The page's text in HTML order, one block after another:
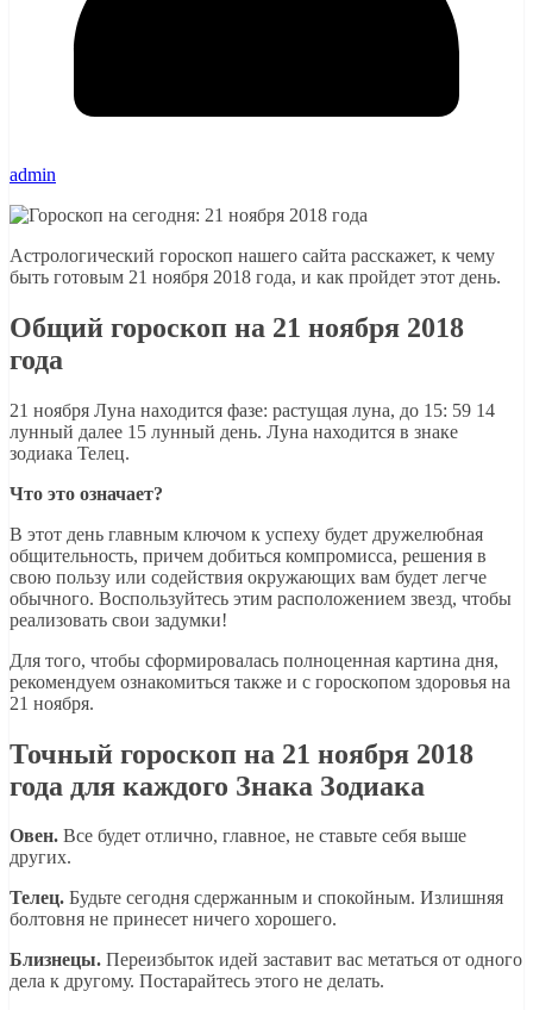
admin
Астрологический гороскоп нашего сайта расскажет, к чему
быть готовым 21 ноября 2018 года, и как пройдет этот день.
Общий гороскоп на 21 ноября 2018
года
21 ноября Луна находится фазе: растущая луна, до 15: 59 14
лунный далее 15 лунный день. Луна находится в знаке
зодиака Телец.
Что это означает?
В этот день главным ключом к успеху будет дружелюбная
общительность, причем добиться компромисса, решения в
свою пользу или содействия окружающих вам будет легче
обычного. Воспользуйтесь этим расположением звезд, чтобы
реализовать свои задумки!
Для того, чтобы сформировалась полноценная картина дня,
рекомендуем ознакомиться также и с гороскопом здоровья на
21 ноября.
Точный гороскоп на 21 ноября 2018
года для каждого Знака Зодиака
Овен. Все будет отлично, главное, не ставьте себя выше
других.
Телец. Будьте сегодня сдержанным и спокойным. Излишняя
болтовня не принесет ничего хорошего.
Близнецы. Переизбыток идей заставит вас метаться от одного
дела к другому. Постарайтесь этого не делать.